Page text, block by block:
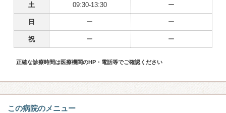
土 09:30-13:30 ー
日 ー ー
祝 ー ー
正確な診療時間は医療機関のHP・電話等でご確認ください
この病院のメニュー